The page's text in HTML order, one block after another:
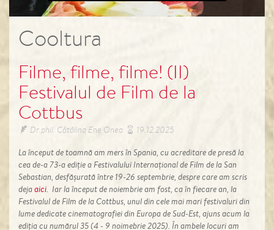
Cooltura
Filme, filme, filme! (II)
Festivalul de Film de la
Cottbus
Dr.phil. Cătălina Ene Onea 19.12.2025
La început de toamnă am mers în Spania, cu acreditare de presă la
cea de-a 73-a ediție a Festivalului Internațional de Film de la San
Sebastian, desfășurată între 19-26 septembrie, despre care am scris
dejaaici. Iar la început de noiembrie am fost, ca în fiecare an, la
Festivalul de Film de la Cottbus, unul din cele mai mari festivaluri din
lume dedicate cinematografiei din Europa de Sud-Est, ajuns acum la
ediția cu numărul 35 (4 - 9 noimebrie 2025). În ambele locuri am